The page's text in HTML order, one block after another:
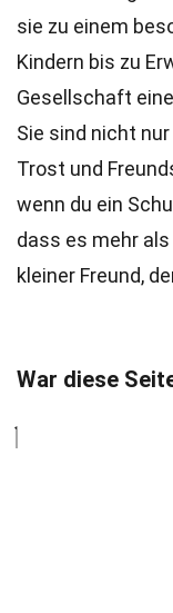
sie zu einem
Kindern bis zu
Gesellschaft
Sie sind nicht
Trost und
wenn du ein
dass es mehr
kleiner Freund,
War diese